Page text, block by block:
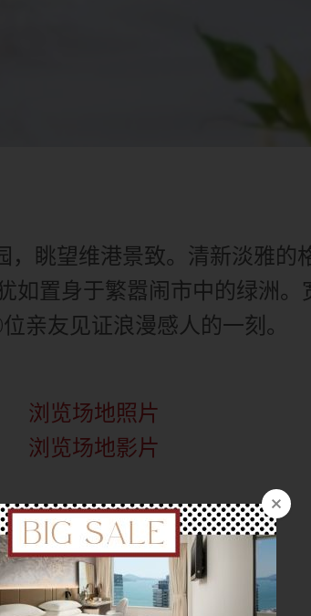
，眺望维港景致。清新淡雅的
如置身于繁嚣​闹市中的绿洲。
亲友见证浪漫感人的一刻。
浏览场地照片
浏览场地影片